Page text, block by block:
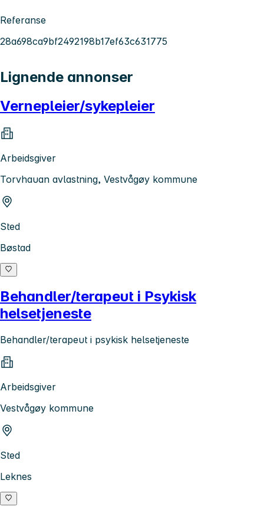
Referanse
28a698ca9bf2492198b17ef63c631775
Lignende annonser
Vernepleier/sykepleier
Arbeidsgiver
Torvhauan avlastning, Vestvågøy kommune
Sted
Bøstad
Behandler/terapeut i Psykisk
helsetjeneste
Behandler/terapeut i psykisk helsetjeneste
Arbeidsgiver
Vestvågøy kommune
Sted
Leknes